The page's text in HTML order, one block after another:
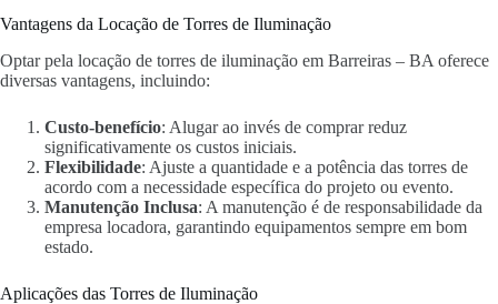
Vantagens da Locação de Torres de Iluminação
Optar pela locação de torres de iluminação em Barreiras – BA oferece
diversas vantagens, incluindo:
Custo-benefício: Alugar ao invés de comprar reduz
significativamente os custos iniciais.
Flexibilidade: Ajuste a quantidade e a potência das torres de
acordo com a necessidade específica do projeto ou evento.
Manutenção Inclusa: A manutenção é de responsabilidade da
empresa locadora, garantindo equipamentos sempre em bom
estado.
Aplicações das Torres de Iluminação